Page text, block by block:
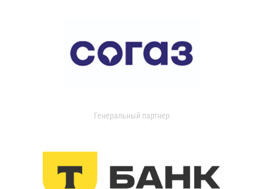
Генеральный партнер